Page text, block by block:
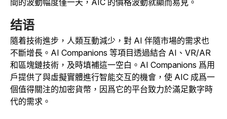
間的波動幅度僅一天，AIC 的價格波動就顯而易見。
结语
隨着技術進步，人類互動減少，對 AI 伴隨市場的需求也
不斷增長。AI Companions 等項目透過結合 AI、VR/AR
和區塊鏈技術，及時填補這一空白。AI Companions 爲用
戶提供了與虛擬實體進行智能交互的機會，使 AIC 成爲一
個值得關注的加密貨幣，因爲它的平台致力於滿足數字時
代的需求。